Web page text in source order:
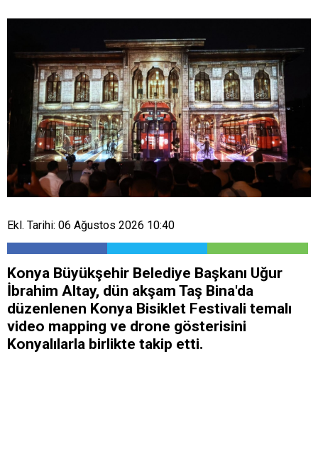
Ekl. Tarihi: 06 Ağustos 2026 10:40
Konya Büyükşehir Belediye Başkanı Uğur
İbrahim Altay, dün akşam Taş Bina'da
düzenlenen Konya Bisiklet Festivali temalı
video mapping ve drone gösterisini
Konyalılarla birlikte takip etti.